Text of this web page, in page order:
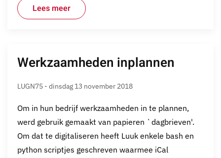
Lees meer
Werkzaamheden inplannen
LUGN75 - dinsdag 13 november 2018
Om in hun bedrijf werkzaamheden in te plannen,
werd gebruik gemaakt van papieren `dagbrieven'.
Om dat te digitaliseren heeft Luuk enkele bash en
python scriptjes geschreven waarmee iCal